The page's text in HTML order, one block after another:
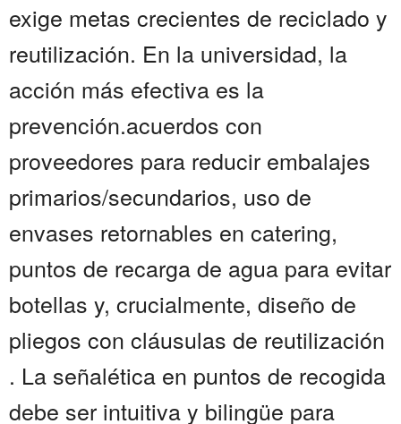
exige metas crecientes de reciclado y
reutilización. En la universidad, la
acción más efectiva es la
prevención.acuerdos con
proveedores para reducir embalajes
primarios/secundarios, uso de
envases retornables en catering,
puntos de recarga de agua para evitar
botellas y, crucialmente, diseño de
pliegos con cláusulas de reutilización
. La señalética en puntos de recogida
debe ser intuitiva y bilingüe para